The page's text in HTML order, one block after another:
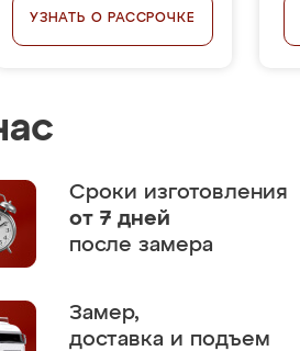
УЗНАТЬ О РАССРОЧКЕ
Сроки изготовления
от 7 дней
после замера
Замер,
доставка и подъем